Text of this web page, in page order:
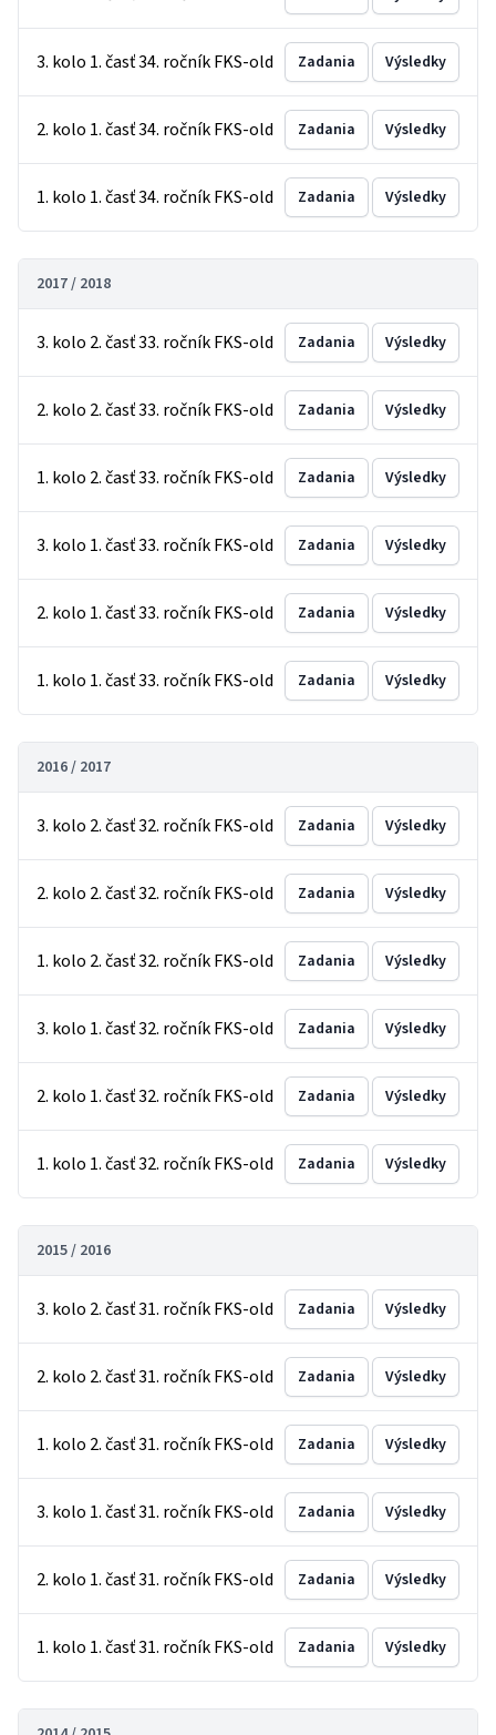
3. kolo 1. časť 34. ročník FKS-old Zadania Výsledky
2. kolo 1. časť 34. ročník FKS-old Zadania Výsledky
1. kolo 1. časť 34. ročník FKS-old Zadania Výsledky
2017 / 2018
3. kolo 2. časť 33. ročník FKS-old Zadania Výsledky
2. kolo 2. časť 33. ročník FKS-old Zadania Výsledky
1. kolo 2. časť 33. ročník FKS-old Zadania Výsledky
3. kolo 1. časť 33. ročník FKS-old Zadania Výsledky
2. kolo 1. časť 33. ročník FKS-old Zadania Výsledky
1. kolo 1. časť 33. ročník FKS-old Zadania Výsledky
2016 / 2017
3. kolo 2. časť 32. ročník FKS-old Zadania Výsledky
2. kolo 2. časť 32. ročník FKS-old Zadania Výsledky
1. kolo 2. časť 32. ročník FKS-old Zadania Výsledky
3. kolo 1. časť 32. ročník FKS-old Zadania Výsledky
2. kolo 1. časť 32. ročník FKS-old Zadania Výsledky
1. kolo 1. časť 32. ročník FKS-old Zadania Výsledky
2015 / 2016
3. kolo 2. časť 31. ročník FKS-old Zadania Výsledky
2. kolo 2. časť 31. ročník FKS-old Zadania Výsledky
1. kolo 2. časť 31. ročník FKS-old Zadania Výsledky
3. kolo 1. časť 31. ročník FKS-old Zadania Výsledky
2. kolo 1. časť 31. ročník FKS-old Zadania Výsledky
1. kolo 1. časť 31. ročník FKS-old Zadania Výsledky